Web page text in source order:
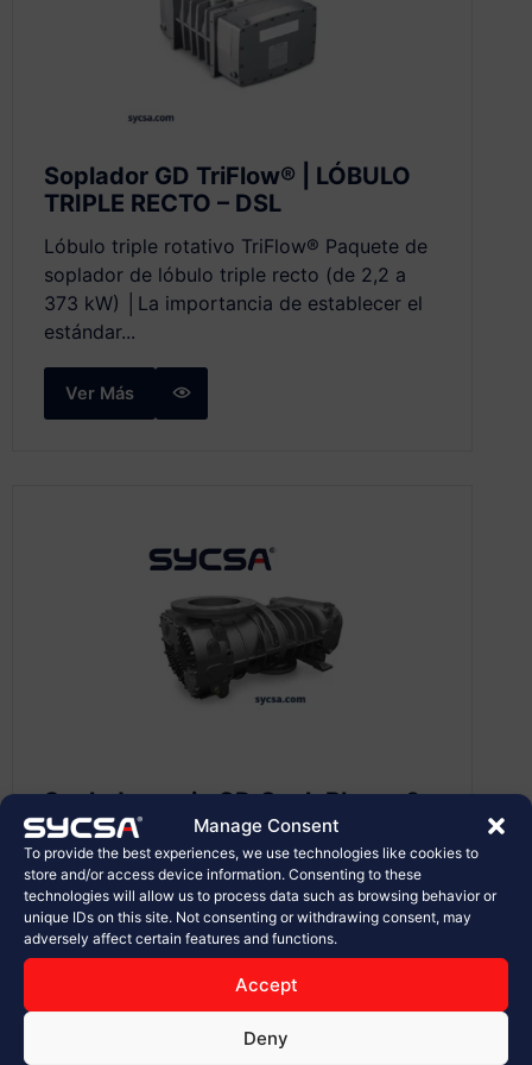
Manage Consent
To provide the best experiences, we use technologies like cookies to
store and/or access device information. Consenting to these
technologies will allow us to process data such as browsing behavior or
unique IDs on this site. Not consenting or withdrawing consent, may
adversely affect certain features and functions.
Accept
Deny
Soplador GD TriFlow® | LÓBULO
TRIPLE RECTO – DSL
Lóbulo triple rotativo TriFlow® Paquete de
soplador de lóbulo triple recto (de 2,2 a
373 kW) │La importancia de establecer el
estándar...
Ver Más
Soplador serie GD CycloBlower®
H.E. | TORNILLO HELICOIDAL –
DSL
Soplador serie GD CycloBlower® H.E. |
TORNILLO HELICOIDAL – DSL El
CycloBlower® se construyó con el objetivo
de ofrecer eficiencia para ahorrar...